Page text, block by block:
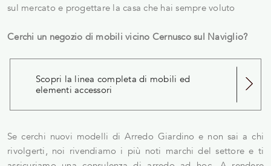
sul mercato e progettare la casa che hai sempre voluto
Cerchi un negozio di mobili vicino Cernusco sul Naviglio?
Scopri la linea completa di mobili ed
elementi accessori
Se cerchi nuovi modelli di Arredo Giardino e non sai a chi
rivolgerti, noi rivendiamo i più noti marchi del settore e ti